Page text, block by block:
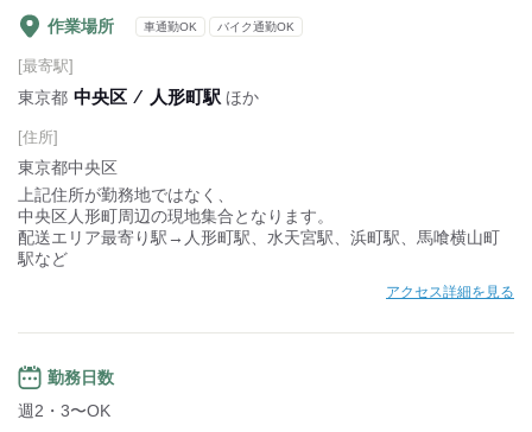
作業場所 車通勤OK バイク通勤OK
[最寄駅]
東京都 中央区 ⁄ 人形町駅 ほか
[住所]
東京都中央区
上記住所が勤務地ではなく、
中央区人形町周辺の現地集合となります。
配送エリア最寄り駅→人形町駅、水天宮駅、浜町駅、馬喰横山町
駅など
アクセス詳細を見る
勤務日数
週2・3〜OK